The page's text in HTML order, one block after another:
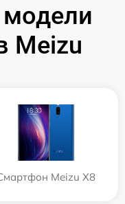
Meizu
Meizu X8